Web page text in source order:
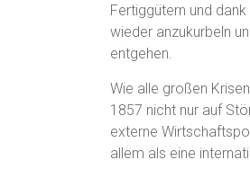
Fertiggütern und
wieder anzukurbeln
entgehen.
Wie alle großen
1857 nicht nur auf
externe
allem als eine